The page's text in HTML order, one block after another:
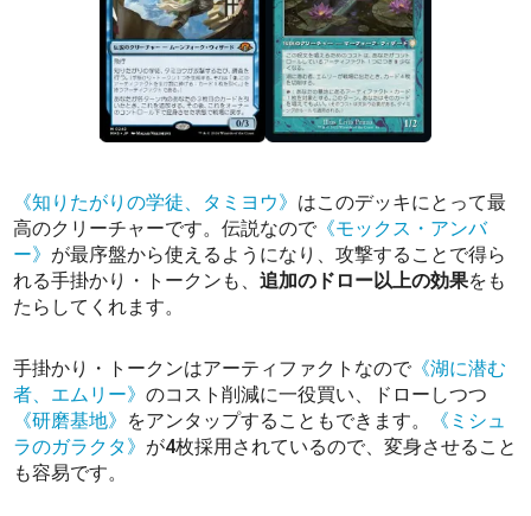
《知りたがりの学徒、タミヨウ》 はこのデッキにとって最
高のクリーチャーです。伝説なので 《モックス・アンバ
ー》 が最序盤から使えるようになり、攻撃することで得ら
れる手掛かり・トークンも、追加のドロー以上の効果をも
たらしてくれます。
手掛かり・トークンはアーティファクトなので 《湖に潜む
者、エムリー》のコスト削減に一役買い、ドローしつつ
《研磨基地》 をアンタップすることもできます。
《ミシュ
ラのガラクタ》 が4枚採用されているので、変身させること
も容易です。